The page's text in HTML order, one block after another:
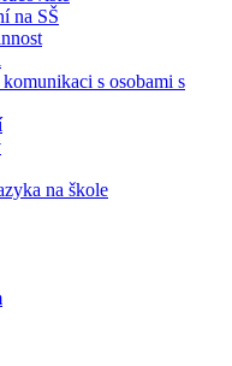
na SŠ
s osobami s
na škole